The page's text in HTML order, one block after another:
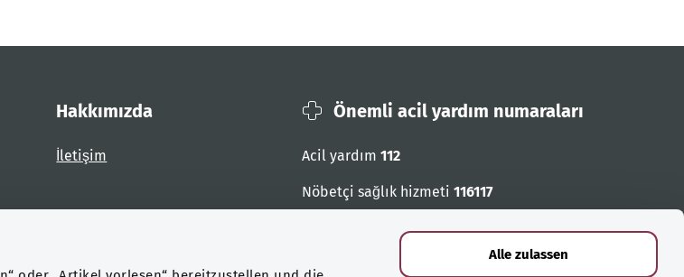
Alle zulassen
Hakkımızda
İletişim
Önemli acil yardım numaraları
Acil yardım 112
Nöbetçi sağlık hizmeti 116117
Acil cagri numaralari